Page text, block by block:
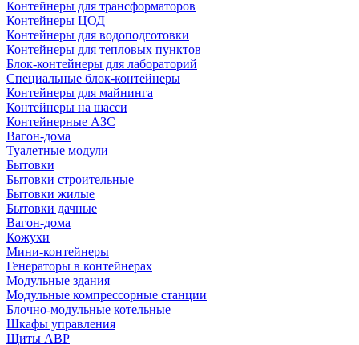
Контейнеры для трансформаторов
Контейнеры ЦОД
Контейнеры для водоподготовки
Контейнеры для тепловых пунктов
Блок-контейнеры для лабораторий
Специальные блок-контейнеры
Контейнеры для майнинга
Контейнеры на шасси
Контейнерные АЗС
Вагон-дома
Туалетные модули
Бытовки
Бытовки строительные
Бытовки жилые
Бытовки дачные
Вагон-дома
Кожухи
Мини-контейнеры
Генераторы в контейнерах
Модульные здания
Модульные компрессорные станции
Блочно-модульные котельные
Шкафы управления
Щиты АВР